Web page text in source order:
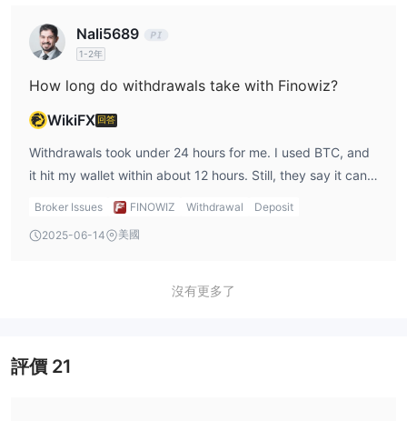
方式和其他因素。
獎金和促銷活動
它還提供推薦朋友計劃
賺取高達20美元，當他們使用您的邀請電子郵件註冊時，您的朋友
也將獲得20美元的獎勵。
工具和教育
Nali5689
1-2年
How long do withdrawals take with Finowiz?
WikiFX 回答
Withdrawals took under 24 hours for me. I used BTC, and
it hit my wallet within about 12 hours. Still, they say it can
take up to 24 working hours depending on the method.
Broker Issues FINOWIZ Withdrawal Deposit
2025-06-14 美國
沒有更多了
評價 21